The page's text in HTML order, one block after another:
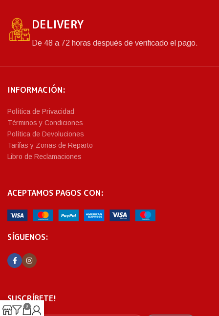
DELIVERY
De 48 a 72 horas después de verificado el pago.
INFORMACIÓN:
Política de Privacidad
Términos y Condiciones
Política de Devoluciones
Tarifas y Zonas de Reparto
Libro de Reclamaciones
ACEPTAMOS PAGOS CON:
SÍGUENOS:
SUSCRÍBETE!
0